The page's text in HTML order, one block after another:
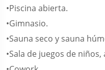
•Piscina abierta.
•Gimnasio.
•Sauna seco y sauna
•Sala de juegos de